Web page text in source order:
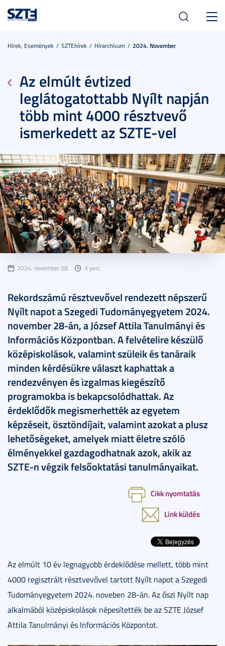
Hírek, Események SZTEhírek Hírarchívum 2024. November
Az elmúlt évtized
leglátogatottabb Nyílt napján
több mint 4000 résztvevő
ismerkedett az SZTE-vel
2024. november 28. 3 perc
Rekordszámú résztvevővel rendezett népszerű
Nyílt napot a Szegedi Tudományegyetem 2024.
november 28-án, a József Attila Tanulmányi és
Információs Központban. A felvételire készülő
középiskolások, valamint szüleik és tanáraik
minden kérdésükre választ kaphattak a
rendezvényen és izgalmas kiegészítő
programokba is bekapcsolódhattak. Az
érdeklődők megismerhették az egyetem
képzéseit, ösztöndíjait, valamint azokat a plusz
lehetőségeket, amelyek miatt életre szóló
élményekkel gazdagodhatnak azok, akik az
SZTE-n végzik felsőoktatási tanulmányaikat.
Cikk nyomtatás
Link küldés
Az elmúlt 10 év legnagyobb érdeklődése mellett, több mint
4000 regisztrált résztvevővel tartott Nyílt napot a Szegedi
Tudományegyetem 2024. noveben 28-án. Az őszi Nyílt nap
alkalmából középiskolások népesítették be az SZTE József
Attila Tanulmányi és Információs Központot.